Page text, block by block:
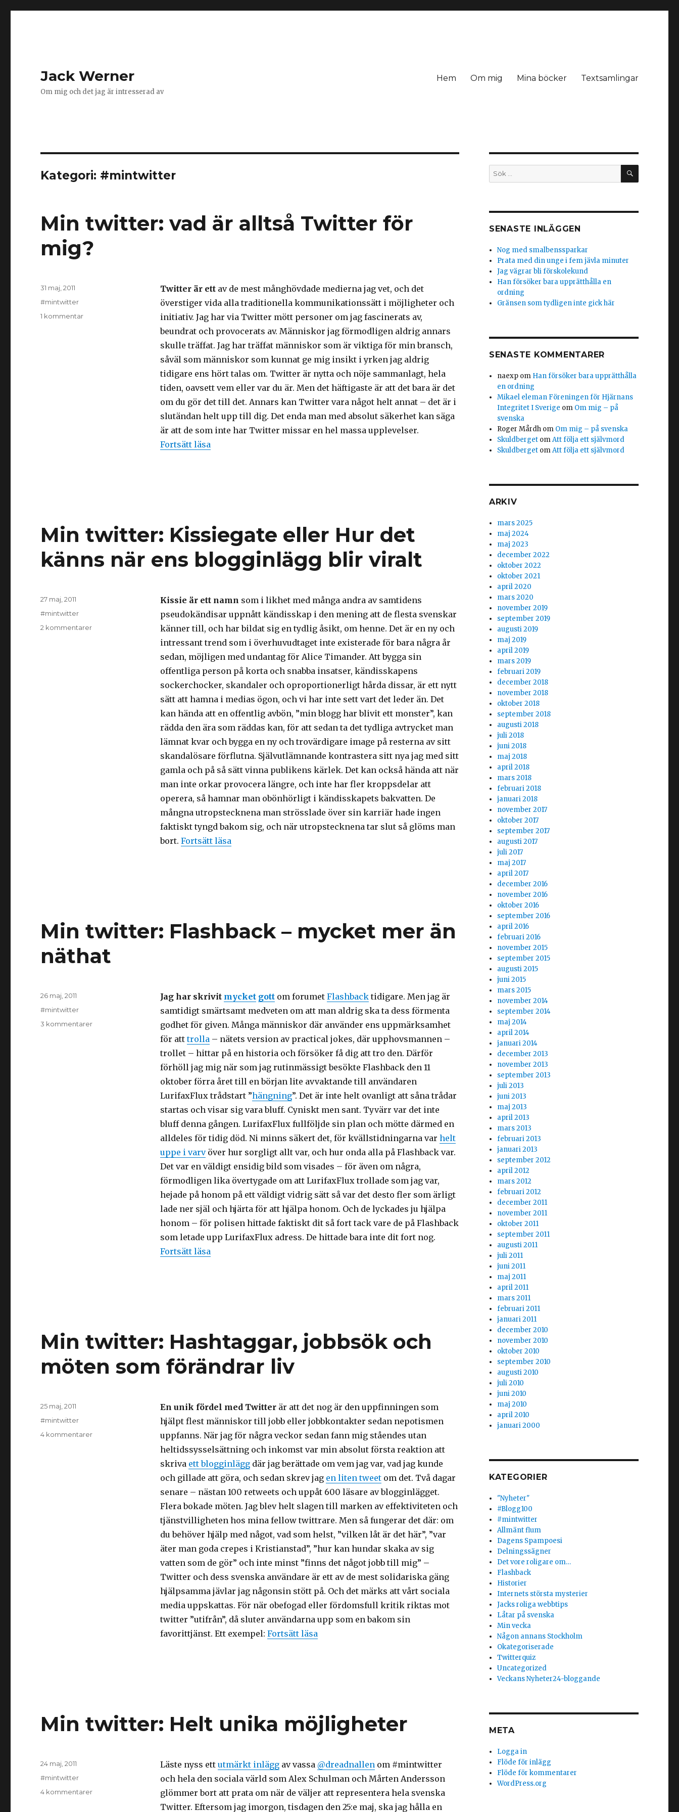
Jack Werner
Om mig och det jag är intresserad av
Hem Om mig Mina böcker Textsamlingar
Kategori: #mintwitter
Min twitter: vad är alltså Twitter för
mig?
Twitter är ettav de mest månghövdade medierna jag vet, och det
överstiger vida alla traditionella kommunikationssätt i möjligheter och
initiativ. Jag har via Twitter mött personer om jag fascinerats av,
beundrat och provocerats av. Människor jag förmodligen aldrig annars
skulle träffat. Jag har träffat människor som är viktiga för min bransch,
såväl som människor som kunnat ge mig insikt i yrken jag aldrig
tidigare ens hört talas om. Twitter är nytta och nöje sammanlagt, hela
tiden, oavsett vem eller var du är. Men det häftigaste är att det bara är det
om du gör det till det. Annars kan Twitter vara något helt annat – det är i
slutändan helt upp till dig. Det enda man med absolut säkerhet kan säga
är att de som inte har Twitter missar en hel massa upplevelser.
Fortsätt läsa“Min twitter: vad är alltså Twitter för mig?”
Postat
31 maj, 2011
Kategorier
#mintwitter
1 kommentartill
Min twitter: Kissiegate eller Hur det
känns när ens blogginlägg blir viralt
Kissie är ett namn som i likhet med många andra av samtidens
pseudokändisar uppnått kändisskap i den mening att de flesta svenskar
känner till, och har bildat sig en tydlig åsikt, om henne. Det är en ny och
intressant trend som i överhuvudtaget inte existerade för bara några år
sedan, möjligen med undantag för Alice Timander. Att bygga sin
offentliga person på korta och snabba insatser, kändisskapens
sockerchocker, skandaler och oproportionerligt hårda dissar, är ett nytt
sätt att hamna i medias ögon, och vi har inte sett vart det leder än. Det
kan hända att en offentlig avbön, ”min blogg har blivit ett monster”, kan
rädda den ära som räddas kan, för att sedan ta det tydliga avtrycket man
lämnat kvar och bygga en ny och trovärdigare image på resterna av sitt
skandalösare förflutna. Självutlämnande kontrastera sitt nya jag med sitt
gamla och på så sätt vinna publikens kärlek. Det kan också hända att när
man inte orkar provocera längre, och inte har fler kroppsdelar att
operera, så hamnar man obönhörligt i kändisskapets bakvatten. De
mångna utropstecknena man strösslade över sin karriär hade ingen
faktiskt tyngd bakom sig, och när utropstecknena tar slut så glöms man
bort. Fortsätt läsa“Min twitter: Kissiegate eller Hur det känns när ens blogginlägg blir viralt”
Postat
27 maj, 2011
Kategorier
#mintwitter
2 kommentarertill
Min twitter: Flashback – mycket mer än
näthat
Jag har skrivit mycket gottom forumet Flashbacktidigare. Men jag är
samtidigt smärtsamt medveten om att man aldrig ska ta dess förmenta
godhet för given. Många människor där använder ens uppmärksamhet
för atttrolla– nätets version av practical jokes, där upphovsmannen –
trollet – hittar på en historia och försöker få dig att tro den. Därför
förhöll jag mig när som jag rutinmässigt besökte Flashback den 11
oktober förra året till en början lite avvaktande till användaren
LurifaxFlux trådstart ”hängning”. Det är inte helt ovanligt att såna trådar
startas och visar sig vara bluff. Cyniskt men sant. Tyvärr var det inte
bluff denna gången. LurifaxFlux fullföljde sin plan och mötte därmed en
alldeles för tidig död. Ni minns säkert det, för kvällstidningarna var helt
uppe i varvöver hur sorgligt allt var, och hur onda alla på Flashback var.
Det var en väldigt ensidig bild som visades – för även om några,
förmodligen lika övertygade om att LurifaxFlux trollade som jag var,
hejade på honom på ett väldigt vidrig sätt så var det desto fler som ärligt
lade ner själ och hjärta för att hjälpa honom. Och de lyckades ju hjälpa
honom – för polisen hittade faktiskt dit så fort tack vare de på Flashback
som letade upp LurifaxFlux adress. De hittade bara inte dit fort nog.
Fortsätt läsa“Min twitter: Flashback – mycket mer än näthat”
Postat
26 maj, 2011
Kategorier
#mintwitter
3 kommentarertill
Min twitter: Hashtaggar, jobbsök och
möten som förändrar liv
En unik fördel med Twitterär att det nog är den uppfinningen som
hjälpt flest människor till jobb eller jobbkontakter sedan nepotismen
uppfanns. När jag för några veckor sedan fann mig ståendes utan
heltidssysselsättning och inkomst var min absolut första reaktion att
skriva ett blogginläggdär jag berättade om vem jag var, vad jag kunde
och gillade att göra, och sedan skrev jag en liten tweetom det. Två dagar
senare – nästan 100 retweets och uppåt 600 läsare av blogginlägget.
Flera bokade möten. Jag blev helt slagen till marken av effektiviteten och
tjänstvilligheten hos mina fellow twittrare. Men så fungerar det där: om
du behöver hjälp med något, vad som helst, ”vilken låt är det här”, ”var
äter man goda crepes i Kristianstad”, ”hur kan hundar skaka av sig
vatten som de gör” och inte minst ”finns det något jobb till mig” –
Twitter och dess svenska användare är ett av de mest solidariska gäng
hjälpsamma jävlar jag någonsin stött på. Och det märks att vårt sociala
media uppskattas. För när obefogad eller fördomsfull kritik riktas mot
twitter ”utifrån”, då sluter användarna upp som en bakom sin
favorittjänst. Ett exempel: Fortsätt läsa“Min twitter: Hashtaggar, jobbsök och möten som förändrar liv”
Postat
25 maj, 2011
Kategorier
#mintwitter
4 kommentarertill
Min twitter: Helt unika möjligheter
Läste nyss ett utmärkt inläggav vassa @dreadnallenom #mintwitter
och hela den sociala värld som Alex Schulman och Mårten Andersson
glömmer bort att prata om när de väljer att representera hela svenska
Twitter. Eftersom jag imorgon, tisdagen den 25:e maj, ska jag hålla en
Postat
24 maj, 2011
Kategorier
#mintwitter
4 kommentarertill
Sök
efter:
SÖK
SENASTE INLÄGGEN
Nog med smalbenssparkar
Prata med din unge i fem jävla minuter
Jag vägrar bli förskolekund
Han försöker bara upprätthålla en
ordning
Gränsen som tydligen inte gick här
SENASTE KOMMENTARER
naexp om Han försöker bara upprätthålla
en ordning
Mikael eleman Föreningen för Hjärnans
Integritet I Sverige om Om mig – på
svenska
Roger Mårdh om Om mig – på svenska
Skuldberget omAtt följa ett självmord
Skuldberget omAtt följa ett självmord
ARKIV
mars 2025
maj 2024
maj 2023
december 2022
oktober 2022
oktober 2021
april 2020
mars 2020
november 2019
september 2019
augusti 2019
maj 2019
april 2019
mars 2019
februari 2019
december 2018
november 2018
oktober 2018
september 2018
augusti 2018
juli 2018
juni 2018
maj 2018
april 2018
mars 2018
februari 2018
januari 2018
november 2017
oktober 2017
september 2017
augusti 2017
juli 2017
maj 2017
april 2017
december 2016
november 2016
oktober 2016
september 2016
april 2016
februari 2016
november 2015
september 2015
augusti 2015
juni 2015
mars 2015
november 2014
september 2014
maj 2014
april 2014
januari 2014
december 2013
november 2013
september 2013
juli 2013
juni 2013
maj 2013
april 2013
mars 2013
februari 2013
januari 2013
september 2012
april 2012
mars 2012
februari 2012
december 2011
november 2011
oktober 2011
september 2011
augusti 2011
juli 2011
juni 2011
maj 2011
april 2011
mars 2011
februari 2011
januari 2011
december 2010
november 2010
oktober 2010
september 2010
augusti 2010
juli 2010
juni 2010
maj 2010
april 2010
januari 2000
KATEGORIER
"Nyheter"
#Blogg100
#mintwitter
Allmänt flum
Dagens Spampoesi
Delningssägner
Det vore roligare om…
Flashback
Historier
Internets största mysterier
Jacks roliga webbtips
Låtar på svenska
Min vecka
Någon annans Stockholm
Okategoriserade
Twitterquiz
Uncategorized
Veckans Nyheter24-bloggande
META
Logga in
Flöde för inlägg
Flöde för kommentarer
WordPress.org